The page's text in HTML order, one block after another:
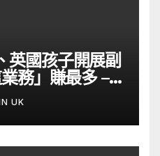
英國孩子開展副
務」賺最多 –
UK